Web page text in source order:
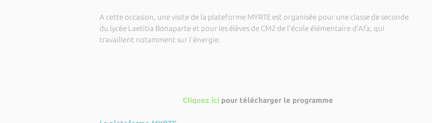
A cette occasion, une visite de la plateforme MYRTE est organisée pour une classe de seconde
du lycée Laetitia Bonaparte et pour les élèves de CM2 de l'école élémentaire d'Afa, qui
travaillent notamment sur l'énergie.
Cliquez ici pour télécharger le programme